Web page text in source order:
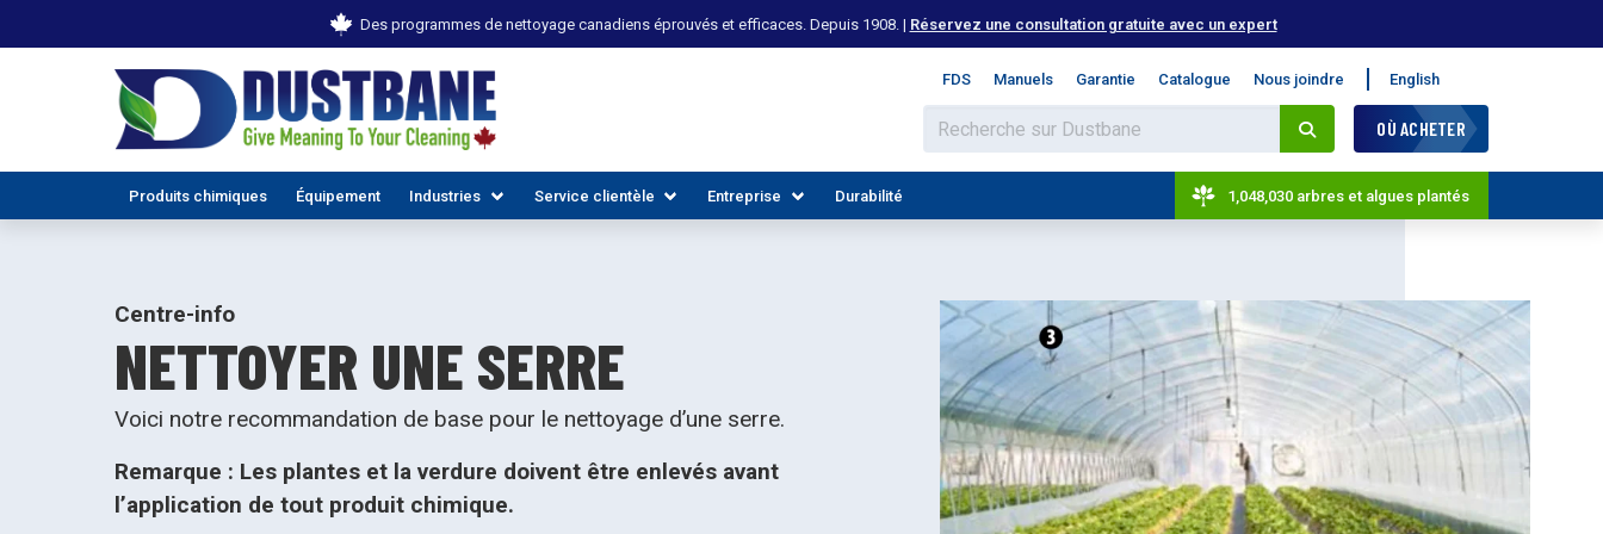
Des programmes de nettoyage canadiens éprouvés et efficaces. Depuis 1908. | Réservez une consultation gratuite avec un expert
FDS Manuels Garantie Catalogue Nous joindre English
OÙ ACHETER
Produits chimiques Équipement Industries
TOUTES LES INDUSTRIES
Service clientèle
DÉCOUVREZ LES RESSOURCES
Entreprise
REJOIGNEZ NOTRE ÉQUIPE
Durabilité 1,048,030 arbres et algues plantés
Centre-info
NETTOYER UNE SERRE
Voici notre recommandation de base pour le nettoyage d’une serre.
Remarque : Les plantes et la verdure doivent être enlevés avant
l’application de tout produit chimique.